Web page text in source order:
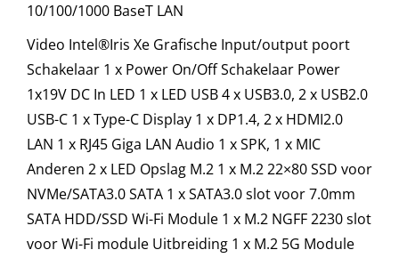
10/100/1000 BaseT LAN
Video Intel®Iris Xe Grafische Input/output poort
Schakelaar 1 x Power On/Off Schakelaar Power
1x19V DC In LED 1 x LED USB 4 x USB3.0, 2 x USB2.0
USB-C 1 x Type-C Display 1 x DP1.4, 2 x HDMI2.0
LAN 1 x RJ45 Giga LAN Audio 1 x SPK, 1 x MIC
Anderen 2 x LED Opslag M.2 1 x M.2 22×80 SSD voor
NVMe/SATA3.0 SATA 1 x SATA3.0 slot voor 7.0mm
SATA HDD/SSD Wi-Fi Module 1 x M.2 NGFF 2230 slot
voor Wi-Fi module Uitbreiding 1 x M.2 5G Module